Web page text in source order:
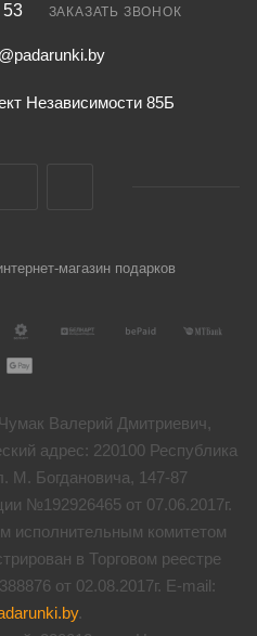
53 ЗАКАЗАТЬ ЗВОНОК
Независимости 85Б
магазин подарков
Валерий Дмитриевич,
адрес: 220100 Республика
М. Богдановича, 147-87
№192926465 от 07.06.2017г.
исполнительным комитетом
в Торговом реестре
от 02.08.2017г. E-mail:
.